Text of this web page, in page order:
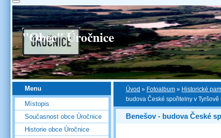
"Obec" Úročnice
Úvod » Fotoalbum » Historické
budova České spořitelny v Tyršově
Benešov - budova České
Menu
Místopis
Současnost obce Úročnice
Historie obce Úročnice